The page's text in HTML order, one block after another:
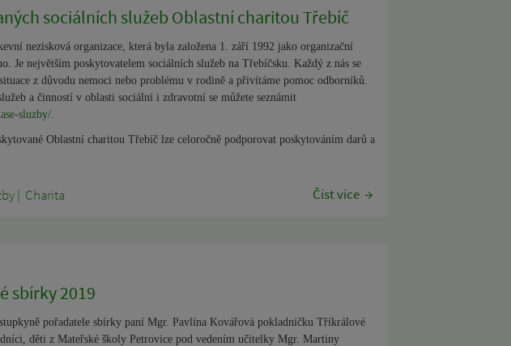
sociálních služeb Oblastní charitou Třebíč
nezisková organizace, která byla založena 1. září 1992 jako organizační
Je největším poskytovatelem sociálních služeb na Třebíčsku. Každý z nás se
z důvodu nemoci nebo problému v rodině a přivítáme pomoc odborníků.
a činností v oblasti sociální i zdravotní se můžete seznámit
sluzby/.
Oblastní charitou Třebíč lze celoročně podporovat poskytováním darů a
| Charita Číst více
sbírky 2019
pořadatele sbírky paní Mgr. Pavlína Kovářová pokladničku Tříkrálové
děti z Mateřské školy Petrovice pod vedením učitelky Mgr. Martiny